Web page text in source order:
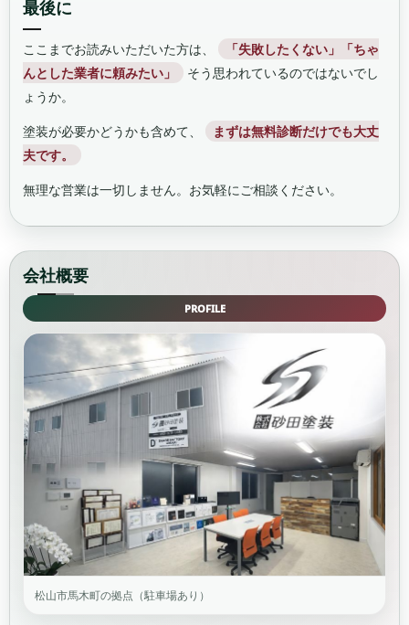
最後に
ここまでお読みいただいた方は、
「失敗したくない」「ちゃ
んとした業者に頼みたい」
そう思われているのではないでし
ょうか。
塗装が必要かどうかも含めて、
まずは無料診断だけでも大丈
夫です。
無理な営業は一切しません。お気軽にご相談ください。
会社概要
PROFILE
松山市馬木町の拠点（駐車場あり）